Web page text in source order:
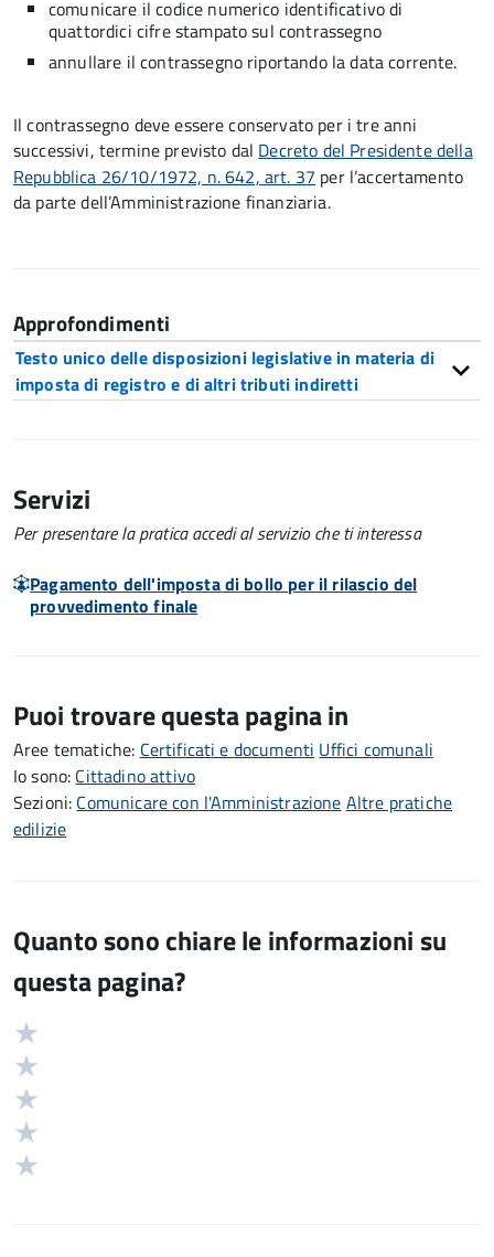
comunicare il codice numerico identificativo di
quattordici cifre stampato sul contrassegno
annullare il contrassegno riportando la data corrente.
Il contrassegno deve essere conservato per i tre anni
successivi, termine previsto dal Decreto del Presidente della
Repubblica 26/10/1972, n. 642, art. 37 per l’accertamento
da parte dell’Amministrazione finanziaria.
Approfondimenti
Testo unico delle disposizioni legislative in materia di
imposta di registro e di altri tributi indiretti
Servizi
Per presentare la pratica accedi al servizio che ti interessa
Pagamento dell'imposta di bollo per il rilascio del
provvedimento finale
Puoi trovare questa pagina in
Aree tematiche: Certificati e documenti Uffici comunali
Io sono: Cittadino attivo
Sezioni: Comunicare con l'Amministrazione Altre pratiche
edilizie
Quanto sono chiare le informazioni su
questa pagina?
Valutazione